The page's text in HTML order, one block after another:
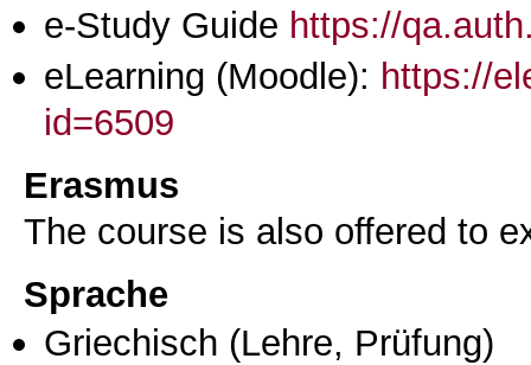
e-Study Guide https://
eLearning (Moodle): https://
id=6509
Erasmus
The course is also offered to
Sprache
Griechisch (Lehre, Prüfung)